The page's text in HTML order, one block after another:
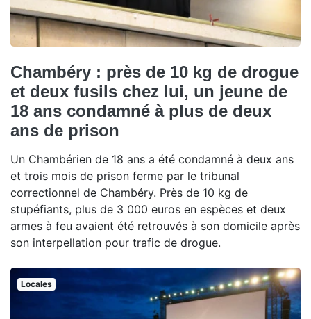
Chambéry : près de 10 kg de drogue
et deux fusils chez lui, un jeune de
18 ans condamné à plus de deux
ans de prison
Un Chambérien de 18 ans a été condamné à deux ans
et trois mois de prison ferme par le tribunal
correctionnel de Chambéry. Près de 10 kg de
stupéfiants, plus de 3 000 euros en espèces et deux
armes à feu avaient été retrouvés à son domicile après
son interpellation pour trafic de drogue.
Locales